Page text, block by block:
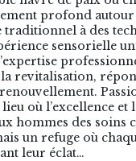
profond
à des
sensorielle
la revitalisation,
où l’excellence et
des soins
un refuge où
leur éclat…